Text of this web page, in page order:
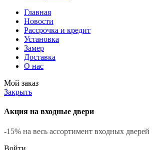
Главная
Новости
Рассрочка и кредит
Установка
Замер
Доставка
О нас
Мой заказ
Закрыть
Акция на входные двери
-15% на весь ассортимент входных дверей
Войти